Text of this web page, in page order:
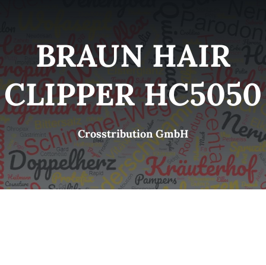
Brands
B2B-Shop
Kontakt
BRAUN HAIR
CLIPPER HC5050
Crosstribution GmbH